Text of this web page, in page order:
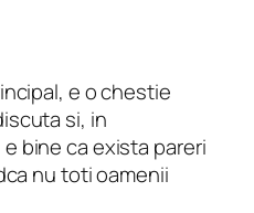
e o chestie
si, in
bine ca exista pareri
nu toti oamenii